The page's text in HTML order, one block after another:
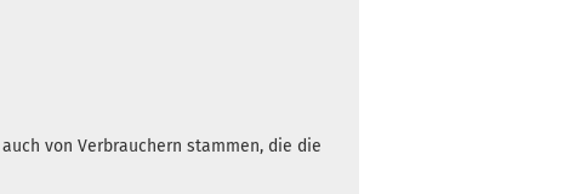
von Verbrauchern stammen, die die